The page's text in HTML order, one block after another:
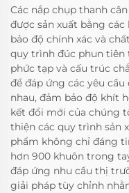
Các nắp chụp thanh
được sản xuất bằng
bảo độ chính xác và
quy trình đúc phun tiên
phức tạp và cấu trúc
để đáp ứng các yêu
nhau, đảm bảo độ khít
kết đổi mới của chúng
thiện các quy trình sản
phẩm không chỉ đáng
hơn 900 khuôn trong
đáp ứng nhu cầu thị
giải pháp tùy chỉnh